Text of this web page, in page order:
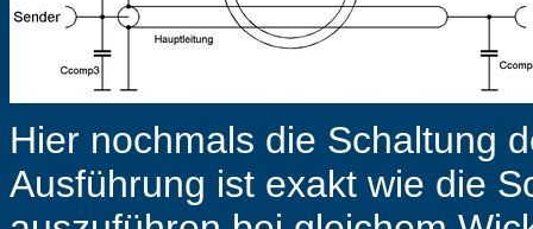
Hier nochmals die Schaltung
Ausführung ist exakt wie die